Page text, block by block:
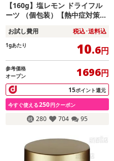
【160g】塩レモン ドライフル
ーツ （個包装）【熱中症対策】
お試し費用 税込･送料込
1gあたり 10.6円
参考価格
オープン
1696円
15ポイント還元
今すぐ使える250円クーポン
280 704 95